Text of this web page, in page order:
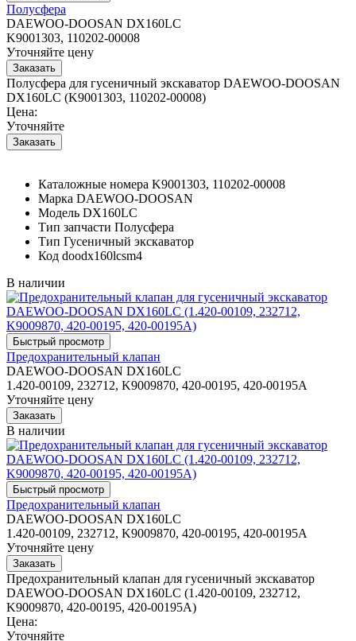
Полусфера
DAEWOO-DOOSAN DX160LC
K9001303, 110202-00008
Уточняйте цену
Полусфера для гусеничный экскаватор DAEWOO-DOOSAN
DX160LC (K9001303, 110202-00008)
Цена:
Уточняйте
Каталожные номера K9001303, 110202-00008
Марка DAEWOO-DOOSAN
Модель DX160LC
Тип запчасти Полусфера
Тип Гусеничный экскаватор
Код doodx160lcsm4
В наличии
Предохранительный клапан
DAEWOO-DOOSAN DX160LC
1.420-00109, 232712, K9009870, 420-00195, 420-00195A
Уточняйте цену
В наличии
Предохранительный клапан
DAEWOO-DOOSAN DX160LC
1.420-00109, 232712, K9009870, 420-00195, 420-00195A
Уточняйте цену
Предохранительный клапан для гусеничный экскаватор
DAEWOO-DOOSAN DX160LC (1.420-00109, 232712,
K9009870, 420-00195, 420-00195A)
Цена:
Уточняйте